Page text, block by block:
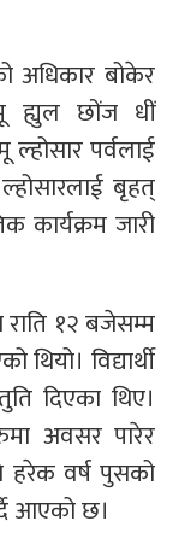
अधिकार बोकेर
ह्युल छोंज धीं
पर्वलाई
बृहत्
कार्यक्रम जारी
राति १२ बजेसम्म
विद्यार्थी
दिएका थिए।
अवसर पारेर
हरेक वर्ष पुसको
आएको छ।